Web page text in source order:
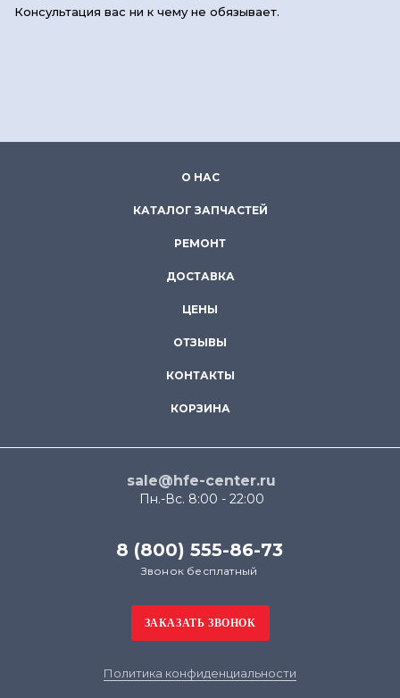
Консультация вас ни к чему не обязывает.
О НАС
КАТАЛОГ ЗАПЧАСТЕЙ
РЕМОНТ
ДОСТАВКА
ЦЕНЫ
ОТЗЫВЫ
КОНТАКТЫ
КОРЗИНА
sale@hfe-center.ru
Пн.-Вс. 8:00 - 22:00
8 (800) 555-86-73
Звонок бесплатный
Политика конфиденциальности